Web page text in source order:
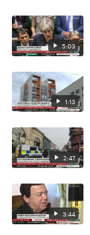
5:03
1:13
2:47
3:44